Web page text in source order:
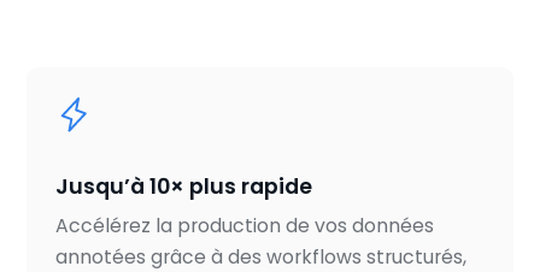
Jusqu’à 10× plus rapide
Accélérez la production de vos données
annotées grâce à des workflows structurés,